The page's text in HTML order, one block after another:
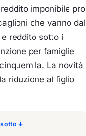
imponibile pro
che vanno dal
reddito sotto i
per famiglie
La novità
riduzione al figlio
sotto ↓